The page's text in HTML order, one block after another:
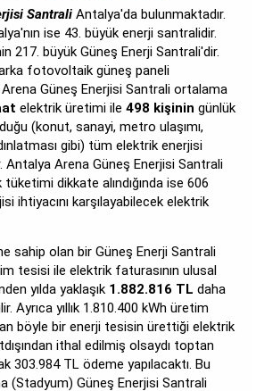
Santrali Antalya'da bulunmaktadır.
ise 43. büyük enerji santralidir.
217. büyük Güneş Enerji Santrali'dir.
fotovoltaik güneş paneli
Arena Güneş Enerjisi Santrali ortalama
elektrik üretimi ile498 kişinin günlük
(konut, sanayi, metro ulaşımı,
gibi) tüm elektrik enerjisi
Antalya Arena Güneş Enerjisi Santrali
dikkate alındığında ise 606
ihtiyacını karşılayabilecek elektrik
sahip olan bir Güneş Enerji Santrali
tesisi ile elektrik faturasının ulusal
yılda yaklaşık 1.882.816 TL daha
Ayrıca yıllık 1.810.400 kWh üretim
böyle bir enerji tesisin ürettiği elektrik
ithal edilmiş olsaydı toptan
303.984 TL ödeme yapılacaktı. Bu
(Stadyum) Güneş Enerjisi Santrali